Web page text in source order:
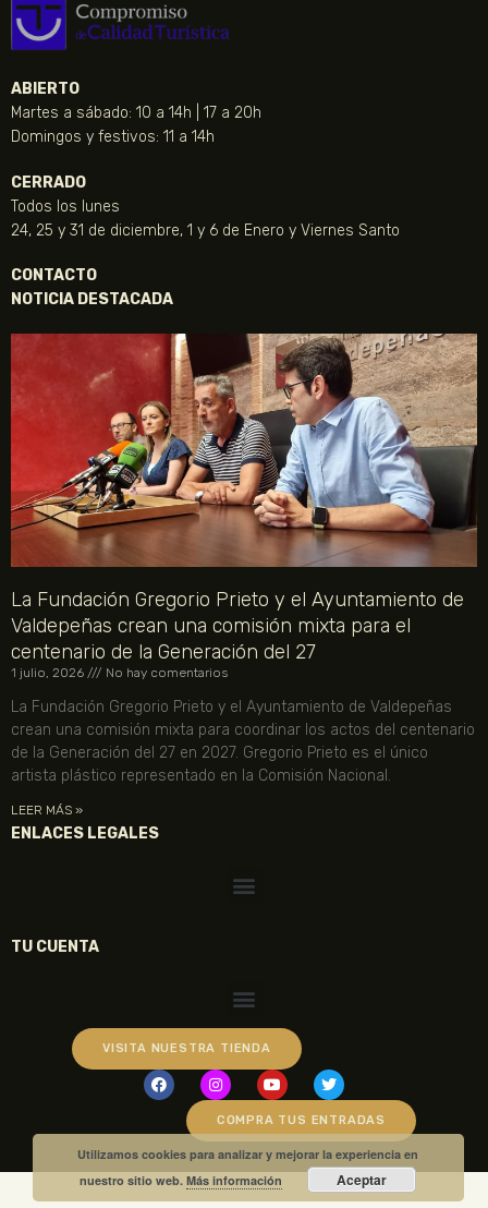
ABIERTO
Martes a sábado: 10 a 14h | 17 a 20h
Domingos y festivos: 11 a 14h
CERRADO
Todos los lunes
24, 25 y 31 de diciembre, 1 y 6 de Enero y Viernes Santo
CONTACTO
NOTICIA DESTACADA
La Fundación Gregorio Prieto y el Ayuntamiento de
Valdepeñas crean una comisión mixta para el
centenario de la Generación del 27
1 julio, 2026 No hay comentarios
La Fundación Gregorio Prieto y el Ayuntamiento de Valdepeñas
crean una comisión mixta para coordinar los actos del centenario
de la Generación del 27 en 2027. Gregorio Prieto es el único
artista plástico representado en la Comisión Nacional.
LEER MÁS »
ENLACES LEGALES
TU CUENTA
VISITA NUESTRA TIENDA
COMPRA TUS ENTRADAS
Utilizamos cookies para analizar y mejorar la experiencia en
nuestro sitio web.Más información Aceptar